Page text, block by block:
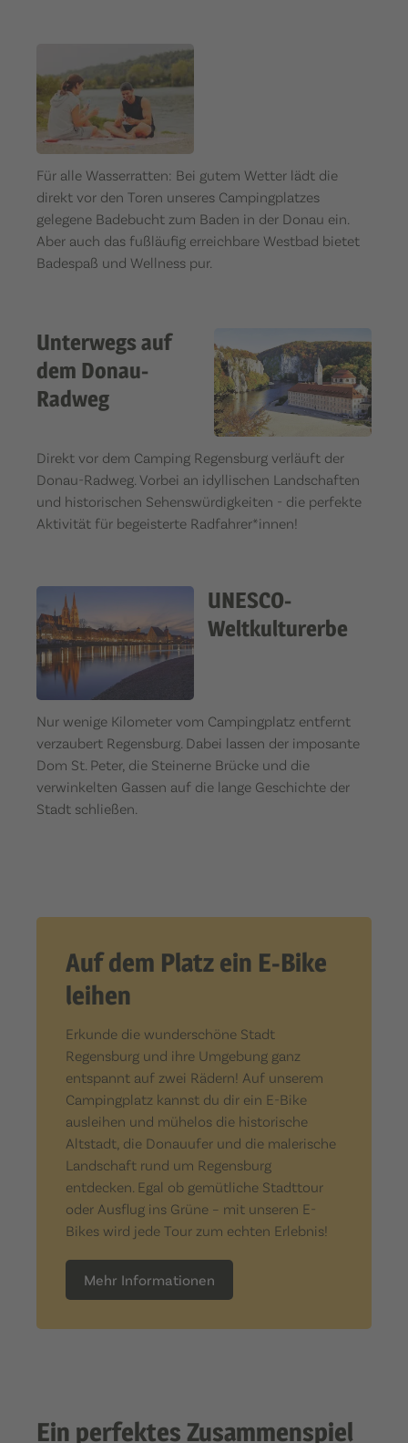
Für alle Wasserratten: Bei gutem Wetter lädt die
direkt vor den Toren unseres Campingplatzes
gelegene Badebucht zum Baden in der Donau ein.
Aber auch das fußläufig erreichbare Westbad bietet
Badespaß und Wellness pur.
Unterwegs auf
dem Donau-
Radweg
Direkt vor dem Camping Regensburg verläuft der
Donau-Radweg. Vorbei an idyllischen Landschaften
und historischen Sehenswürdigkeiten - die perfekte
Aktivität für begeisterte Radfahrer*innen!
UNESCO-
Weltkulturerbe
Nur wenige Kilometer vom Campingplatz entfernt
verzaubert Regensburg. Dabei lassen der imposante
Dom St. Peter, die Steinerne Brücke und die
verwinkelten Gassen auf die lange Geschichte der
Stadt schließen.
Auf dem Platz ein E-Bike
leihen
Erkunde die wunderschöne Stadt
Regensburg und ihre Umgebung ganz
entspannt auf zwei Rädern! Auf unserem
Campingplatz kannst du dir ein E-Bike
ausleihen und mühelos die historische
Altstadt, die Donauufer und die malerische
Landschaft rund um Regensburg
entdecken. Egal ob gemütliche Stadttour
oder Ausflug ins Grüne – mit unseren E-
Bikes wird jede Tour zum echten Erlebnis!
Mehr Informationen
Ein perfektes Zusammenspiel